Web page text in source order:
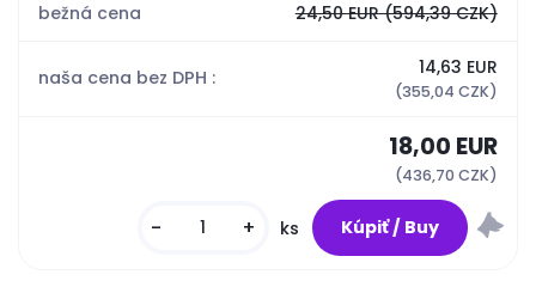
bežná cena 24,50 EUR(594,39 CZK)
naša cena bez DPH : 14,63 EUR
(355,04 CZK)
18,00 EUR
(436,70 CZK)
- + ks